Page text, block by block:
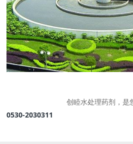
创睦水处理药剂，是您的不
0530-2030311